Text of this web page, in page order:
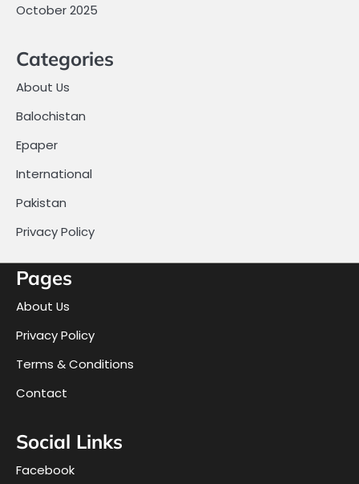
October 2025
Categories
About Us
Balochistan
Epaper
International
Pakistan
Privacy Policy
Pages
About Us
Privacy Policy
Terms & Conditions
Contact
Social Links
Facebook